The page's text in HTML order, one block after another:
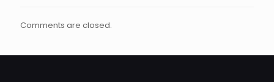
Comments are closed.